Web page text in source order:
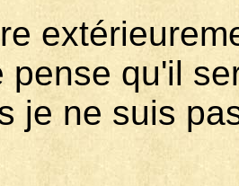
pense qu'il
je ne suis